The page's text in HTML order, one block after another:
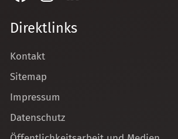
Direktlinks
Kontakt
Sitemap
Impressum
Datenschutz